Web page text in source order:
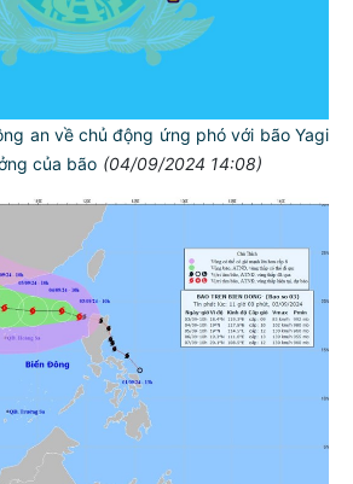
an về chủ động ứng phó với bão Yagi
của bão (04/09/2024 14:08)